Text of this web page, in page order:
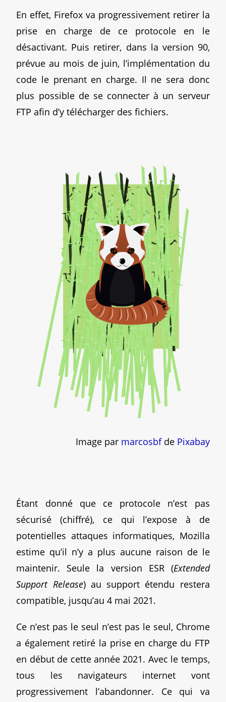
En effet, Firefox va progressivement retirer la
prise en charge de ce protocole en le
désactivant. Puis retirer, dans la version 90,
prévue au mois de juin, l’implémentation du
code le prenant en charge. Il ne sera donc
plus possible de se connecter à un serveur
FTP afin d’y télécharger des fichiers.
Image par marcosbfde Pixabay
Étant donné que ce protocole n’est pas
sécurisé (chiffré), ce qui l’expose à de
potentielles attaques informatiques, Mozilla
estime qu’il n’y a plus aucune raison de le
maintenir. Seule la version ESR (Extended
Support Release) au support étendu restera
compatible, jusqu’au 4 mai 2021.
Ce n’est pas le seul n’est pas le seul, Chrome
a également retiré la prise en charge du FTP
en début de cette année 2021. Avec le temps,
tous les navigateurs internet vont
progressivement l’abandonner. Ce qui va